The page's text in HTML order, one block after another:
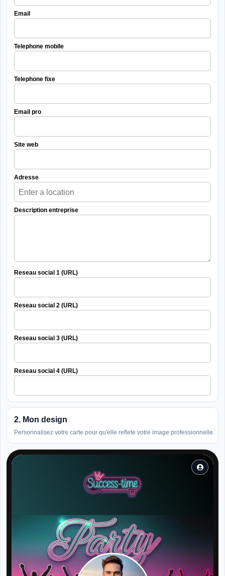
Email
Telephone mobile
Telephone fixe
Email pro
Site web
Adresse
Description entreprise
Reseau social 1 (URL)
Reseau social 2 (URL)
Reseau social 3 (URL)
Reseau social 4 (URL)
2. Mon design
Personnalisez votre carte pour qu'elle reflete votre image professionnelle.